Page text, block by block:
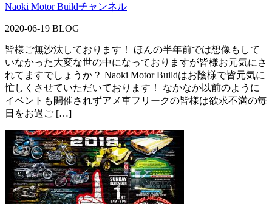
Naoki Motor Buildチャンネル
2020-06-19 BLOG
皆様ご無沙汰しております！ ほんの半年前では想像もして
いなかった大変な世の中になっておりますが皆様お元気にさ
れてますでしょうか？ Naoki Motor Buildはお陰様で皆元気に
忙しくさせていただいております！ なかなか以前のように
イベントも開催されずアメ車フリークの皆様は欲求不満の毎
日をお過ご […]